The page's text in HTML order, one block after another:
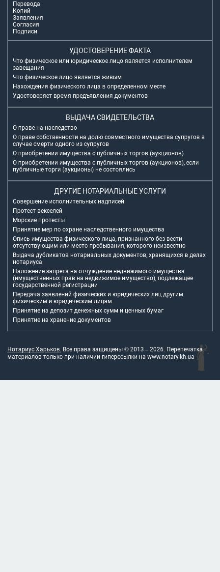
Перевода
Копий
Заявления
Согласия
Подписи
УДОСТОВЕРЕНИЕ ФАКТА
Что физическое или юридическое лицо является исполнителем
завещания
Что физическое лицо является живым
Нахождения физического лица в определенном месте
Удостоверяет время предъявления документов
ВЫДАЧА СВИДЕТЕЛЬСТВА
О праве на наследство
О праве собственности на долю совместного имущества супругов в
случае смерти одного из супругов
О приобретении имущества с публичных торгов (аукционов)
О приобретении имущества с публичных торгов (аукционов), если
публичные торги (аукционы) не состоялись
ДРУГИЕ НОТАРИАЛЬНЫЕ УСЛУГИ
Совершение исполнительных надписей
Протест векселей
Морские протесты
Принятие мер по охране наследственного имущества
Опись имущества физического лица, признанного без вести
отсутствующим или место пребывания, которого неизвестно
Выдача дубликатов нотариальных документов, хранящихся в делах
нотариуса
Наложение запрета на отчуждение недвижимого имущества
(имущественных прав на недвижимое имущество), подлежащее
государственной регистрации
Передача заявлений физических и юридических лиц другим
физическим и юридическим лицам
Принятие на депозит денежных сумм и ценных бумаг
Принятие на хранение документов
Нотариус Харьков. Все права защищены © 2013 – 2026. Перепечатка
материалов только при наличии гиперссылки на www.notary.kh.ua